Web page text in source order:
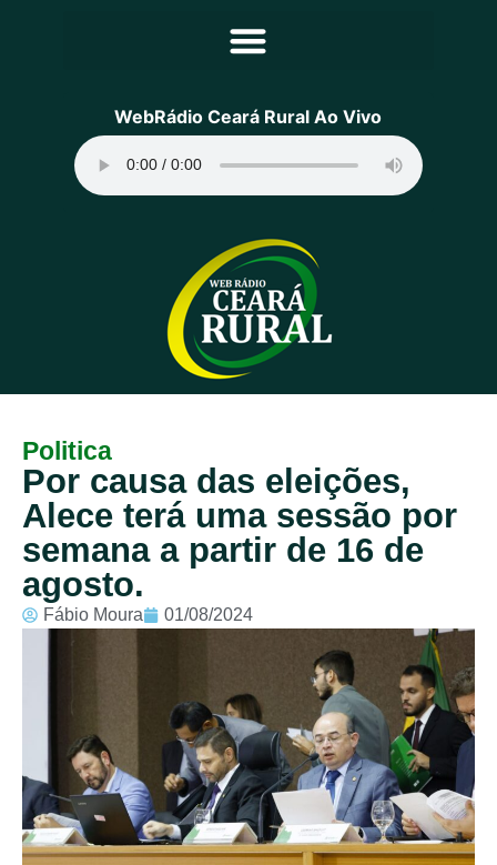
Principal
Programação
Equipe
Contato
Sobre
WebRádio Ceará Rural Ao Vivo
Politica
Por causa das eleições,
Alece terá uma sessão por
semana a partir de 16 de
agosto.
Fábio Moura 01/08/2024